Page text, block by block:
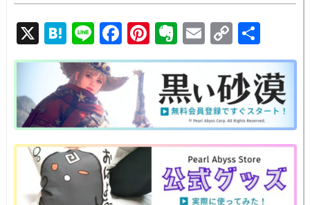
X H
at
e
n
a
Li
n
e
F
a
c
b
o
o
k
Pi
nt
er
e
st
E
v
er
n
ot
e
E
m
ail
C
o
p
y
Li
n
k
有